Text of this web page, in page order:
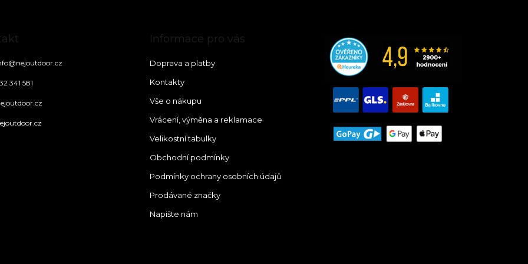
@nejoutdoor.cz
341 581
Informace pro vás
Doprava a platby
Kontakty
Vše o nákupu
Vrácení, výměna a reklamace
Velikostní tabulky
Obchodní podmínky
Podmínky ochrany osobních údajů
Prodávané značky
Napište nám